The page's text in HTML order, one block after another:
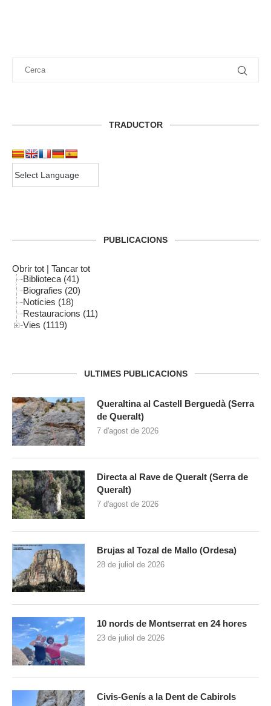
TRADUCTOR
PUBLICACIONS
Obrir tot | Tancar tot
Biblioteca (41)
Biografies (20)
Notícies (18)
Restauracions (11)
Vies (1119)
ULTIMES PUBLICACIONS
Queraltina al Castell Berguedà (Serra
de Queralt)
7 d'agost de 2026
Directa al Rave de Queralt (Serra de
Queralt)
7 d'agost de 2026
Brujas al Tozal de Mallo (Ordesa)
28 de juliol de 2026
10 nords de Montserrat en 24 hores
23 de juliol de 2026
Civis-Genís a la Dent de Cabirols